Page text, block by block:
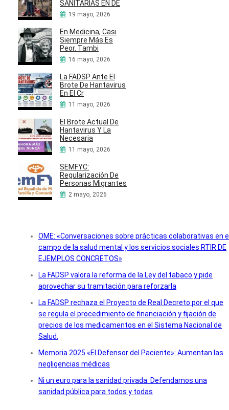
SANITARIAS EN DE
19 mayo, 2026
En Medicina, Casi
Siempre Más Es
Peor. Tambi
16 mayo, 2026
La FADSP Ante El
Brote De Hantavirus
En El Cr
11 mayo, 2026
El Brote Actual De
Hantavirus Y La
Necesaria
11 mayo, 2026
SEMFYC:
Regularización De
Personas Migrantes
2 mayo, 2026
OME: «Conversaciones sobre prácticas colaborativas en
campo de la salud mental y los servicios sociales RTIR DE
EJEMPLOS CONCRETOS»
La FADSP valora la reforma de la Ley del tabaco y pide
aprovechar su tramitación para reforzarla
La FADSP rechaza el Proyecto de Real Decreto por el que
se regula el procedimiento de financiación y fijación de
precios de los medicamentos en el Sistema Nacional de
Salud.
Memoria 2025 «El Defensor del Paciente»: Aumentan las
negligencias médicas
Ni un euro para la sanidad privada: Defendamos una
sanidad pública para todos y todas